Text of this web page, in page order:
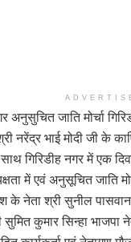
अनुसुचित जाति मोर्चा
नरेंद्र भाई मोदी जी के
गिरिडीह नगर में एक
में एवं अनुसूचित जाति
के नेता श्री सुनील
सुमित कुमार सिन्हा